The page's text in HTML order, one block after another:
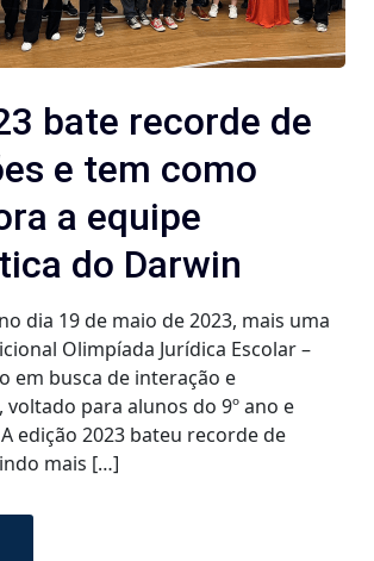
bate recorde de
e tem como
a equipe
do Darwin
dia 19 de maio de 2023, mais uma
Olimpíada Jurídica Escolar –
em busca de interação e
para alunos do 9º ano e
edição 2023 bateu recorde de
mais […]